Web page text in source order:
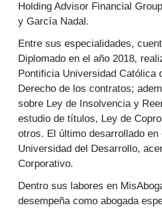
Holding Advisor Financial
y García Nadal.
Entre sus especialidades,
Diplomado en el año 2018,
Pontificia Universidad Católica
Derecho de los contratos;
sobre Ley de Insolvencia y
estudio de títulos, Ley de
otros. El último desarrollado en
Universidad del Desarrollo,
Corporativo.
Dentro sus labores en
desempeña como abogada